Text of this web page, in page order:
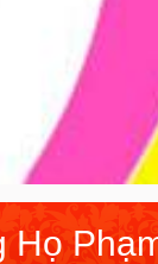
Họ